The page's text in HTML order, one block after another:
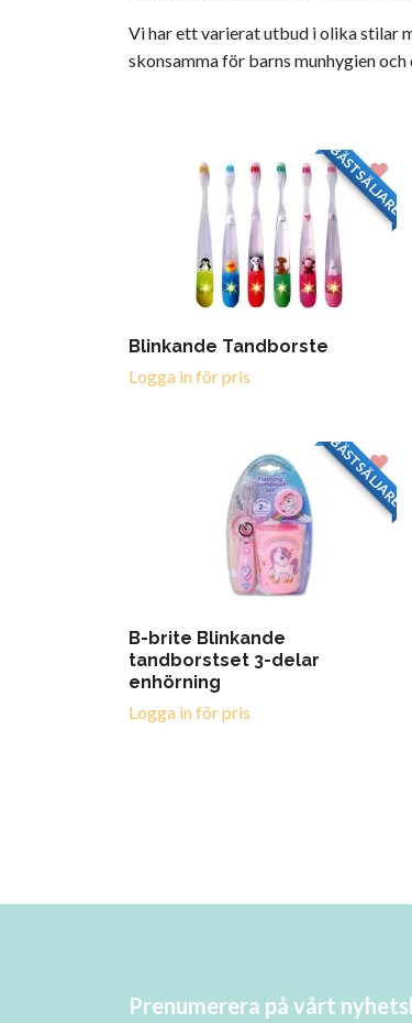
Vi har ett varierat utbud i olika stilar
skonsamma för barns munhygien
BÄSTSÄLJARE
Blinkande Tandborste
Logga in för pris
BÄSTSÄLJARE
B-brite Blinkande
tandborstset 3-delar
enhörning
Logga in för pris
Prenumerera på vårt